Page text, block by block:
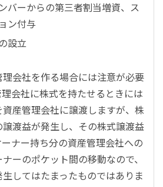
バーからの第三者割当増資、ス
ン付与
設立
会社を作る場合には注意が必要
会社に株式を持たせるときには
産管理会社に譲渡しますが、株
渡益が発生し、その株式譲渡益
ナー持ち分の資産管理会社への
ーのポケット間の移動なので、
してはたまったものではありま